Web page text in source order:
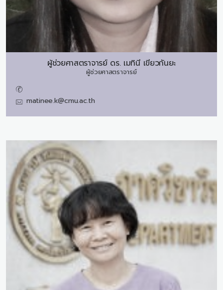
ผู้ช่วยศาสตราจารย์ ดร. เมทินี เขียวกันยะ
ผู้ช่วยศาสตราจารย์
matinee.k@cmu.ac.th